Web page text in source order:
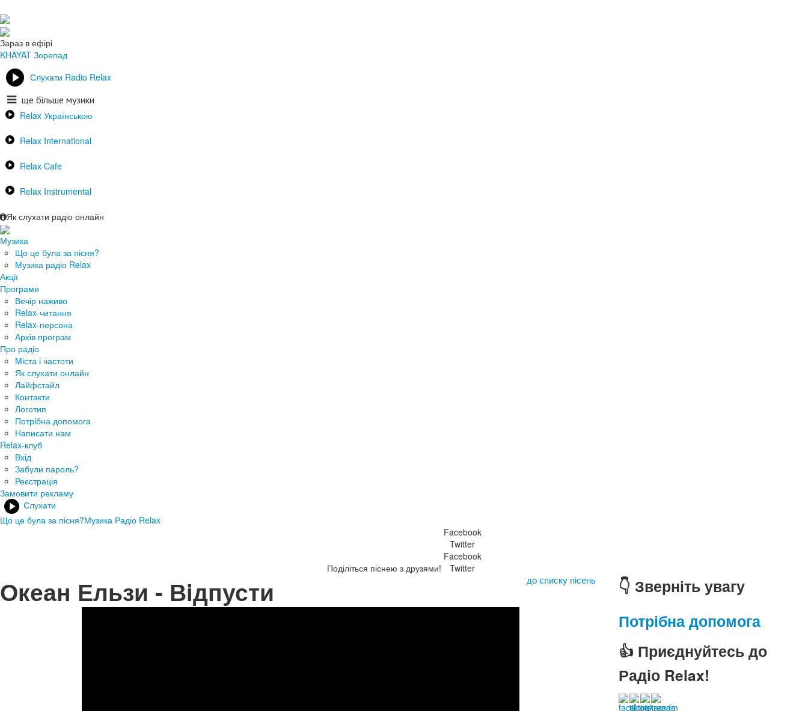
Зараз в ефірі
KHAYAT Зорепад
Слухати Radio Relax
ще більше музики
Relax Українською
Relax International
Relax Cafe
Relax Instrumental
Як слухати радіо онлайн
Музика
Що це була за пісня?
Музика радіо Relax
Акції
Програми
Вечір наживо
Relax-читання
Relax-персона
Архів програм
Про радіо
Міста і частоти
Як слухати онлайн
Лайфстайл
Контакти
Логотип
Потрібна допомога
Написати нам
Relax-клуб
Вхід
Забули пароль?
Реєстрація
Замовити рекламу
Слухати
Що це була за пісня?Музика Радіо Relax
Поділіться піснею з друзями!
Facebook
Twitter
Facebook
Twitter
Океан Ельзи - Вiдпусти до списку пісень
👇 Зверніть увагу
Потрібна допомога
👍 Приєднуйтесь до
Радіо Relax!